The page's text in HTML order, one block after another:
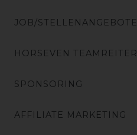
JOB/STELLENANGEBOTE
HORSEVEN TEAMREITER
SPONSORING
AFFILIATE MARKETING